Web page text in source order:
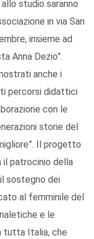
studio saranno
in via San
insieme ad
Anna Dezio”.
anche i
percorsi didattici
con le
storie del
Il progetto
il patrocinio della
sostegno dei
al femminile del
e le
tutta Italia, che